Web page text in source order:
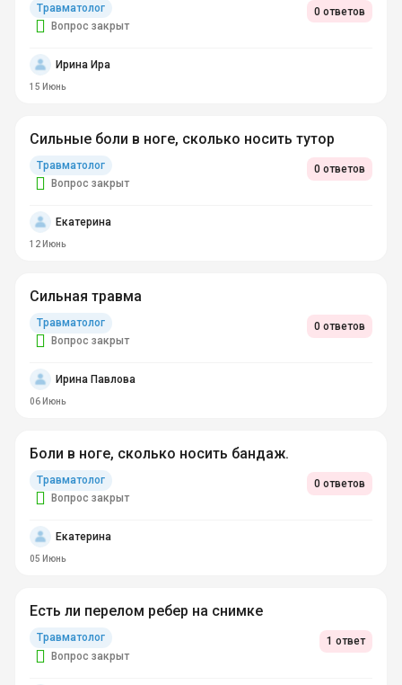
Травматолог
Вопрос закрыт
0 ответов
Ирина Ира
15 Июнь
Сильные боли в ноге, сколько носить тутор
Травматолог
Вопрос закрыт
0 ответов
Екатерина
12 Июнь
Сильная травма
Травматолог
Вопрос закрыт
0 ответов
Ирина Павлова
06 Июнь
Боли в ноге, сколько носить бандаж.
Травматолог
Вопрос закрыт
0 ответов
Екатерина
05 Июнь
Есть ли перелом ребер на снимке
Травматолог
Вопрос закрыт
1 ответ